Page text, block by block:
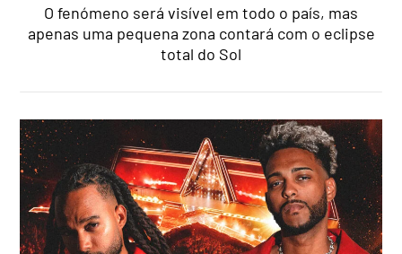
O fenómeno será visível em todo o país, mas
apenas uma pequena zona contará com o eclipse
total do Sol